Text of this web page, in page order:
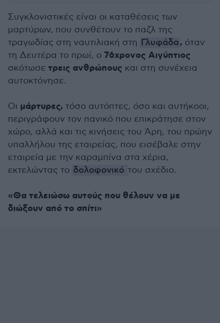
Συγκλονιστικές είναι οι καταθέσεις των
μαρτύρων, που συνθέτουν το παζλ της
τραγωδίας στη ναυτιλιακή στη Γλυφάδα, όταν
τη Δευτέρα το πρωί, ο 76χρονος Αιγύπτιος
σκότωσε τρεις ανθρώπους και στη συνέχεια
αυτοκτόνησε.
Οι μάρτυρες, τόσο αυτόπτες, όσο και αυτήκοοι,
περιγράφουν τον πανικό που επικράτησε στον
χώρο, αλλά και τις κινήσεις του Άρη, του πρώην
υπαλλήλου της εταιρείας, που εισέβαλε στην
εταιρεία με την καραμπίνα στα χέρια,
εκτελώντας το δολοφονικό του σχέδιο.
«Θα τελειώσω αυτούς που θέλουν να με
διώξουν από το σπίτι»